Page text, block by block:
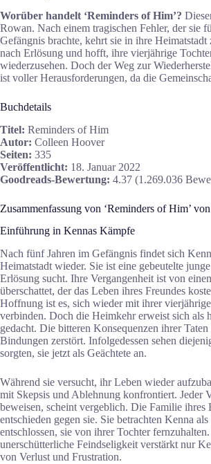
Worüber handelt ‘Reminders of Him’?
Rowan. Nach einem tragischen Fehler, der sie
Gefängnis brachte, kehrt sie in ihre
nach Erlösung und hofft, ihre vierjährige
wiederzusehen. Doch der Weg zur
ist voller Herausforderungen, da die
Buchdetails
Titel: Reminders of Him
Autor: Colleen Hoover
Seiten: 335
Veröffentlicht: 18. Januar 2022
Goodreads-Bewertung: 4.37 (1.269.036
Zusammenfassung von ‘Reminders of Him’
Einführung in Kennas Kämpfe
Nach fünf Jahren im Gefängnis findet sich
Heimatstadt wieder. Sie ist eine gebeutelte
Erlösung sucht. Ihre Vergangenheit ist von
überschattet, der das Leben ihres Freundes
Hoffnung ist es, sich wieder mit ihrer
verbinden. Doch die Heimkehr erweist sich als
gedacht. Die bitteren Konsequenzen ihrer
Bindungen zerstört. Infolgedessen sehen
sorgten, sie jetzt als Geächtete an.
Während sie versucht, ihr Leben wieder
mit Skepsis und Ablehnung konfrontiert. Jeder
beweisen, scheint vergeblich. Die Familie ihres
entschieden gegen sie. Sie betrachten Kenna
entschlossen, sie von ihrer Tochter
unerschütterliche Feindseligkeit verstärkt nur
von Verlust und Frustration.